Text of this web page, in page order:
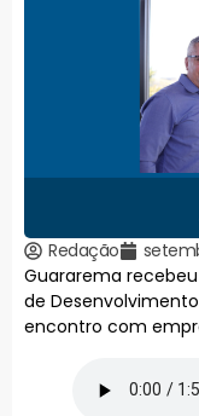
Redação
Guararema
de
encontro com